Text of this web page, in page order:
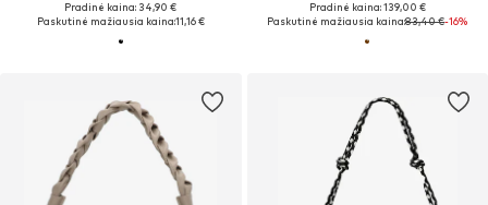
Pradinė kaina: 34,90 €
Paskutinė mažiausia kaina:11,16 €
Pradinė kaina: 139,00 €
Paskutinė mažiausia kaina:83,40 €-16%